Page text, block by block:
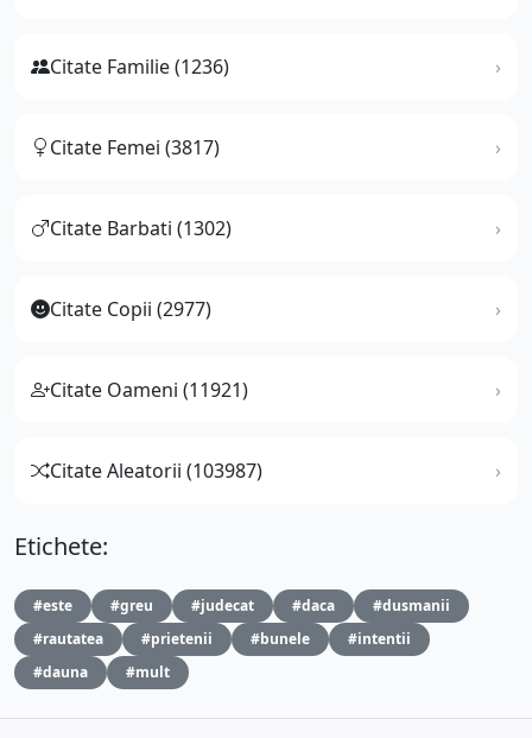
Citate Familie (1236)
Citate Femei (3817)
Citate Barbati (1302)
Citate Copii (2977)
Citate Oameni (11921)
Citate Aleatorii (103987)
Etichete:
#este #greu #judecat #daca
#dusmanii
#rautatea
#prietenii #bunele
#intentii
#dauna
#mult